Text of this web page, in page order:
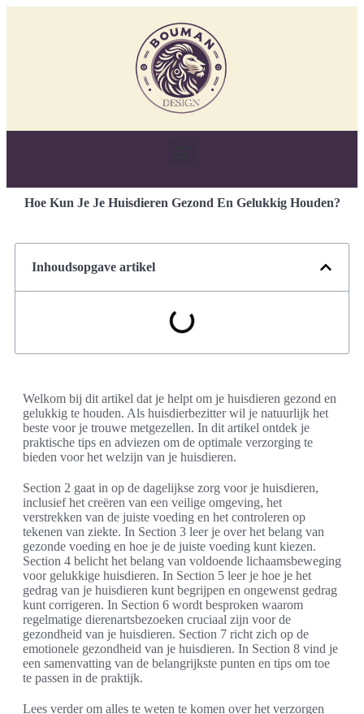
Hoe Kun Je Je Huisdieren Gezond En Gelukkig Houden?
Inhoudsopgave artikel
Welkom bij dit artikel dat je helpt om je huisdieren gezond en
gelukkig te houden. Als huisdierbezitter wil je natuurlijk het
beste voor je trouwe metgezellen. In dit artikel ontdek je
praktische tips en adviezen om de optimale verzorging te
bieden voor het welzijn van je huisdieren.
Section 2 gaat in op de dagelijkse zorg voor je huisdieren,
inclusief het creëren van een veilige omgeving, het
verstrekken van de juiste voeding en het controleren op
tekenen van ziekte. In Section 3 leer je over het belang van
gezonde voeding en hoe je de juiste voeding kunt kiezen.
Section 4 belicht het belang van voldoende lichaamsbeweging
voor gelukkige huisdieren. In Section 5 leer je hoe je het
gedrag van je huisdieren kunt begrijpen en ongewenst gedrag
kunt corrigeren. In Section 6 wordt besproken waarom
regelmatige dierenartsbezoeken cruciaal zijn voor de
gezondheid van je huisdieren. Section 7 richt zich op de
emotionele gezondheid van je huisdieren. In Section 8 vind je
een samenvatting van de belangrijkste punten en tips om toe
te passen in de praktijk.
Lees verder om alles te weten te komen over het verzorgen